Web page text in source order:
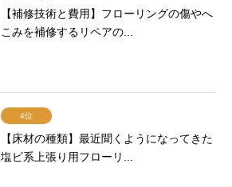
【補修技術と費用】フローリングの傷やへ
こみを補修するリペアの...
4位
【床材の種類】最近聞くようになってきた
塩ビ系上張り用フローリ...